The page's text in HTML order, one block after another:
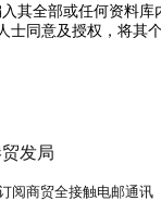
其全部或任何资料
同意及授权，将其
阅商贸全接触电邮通讯